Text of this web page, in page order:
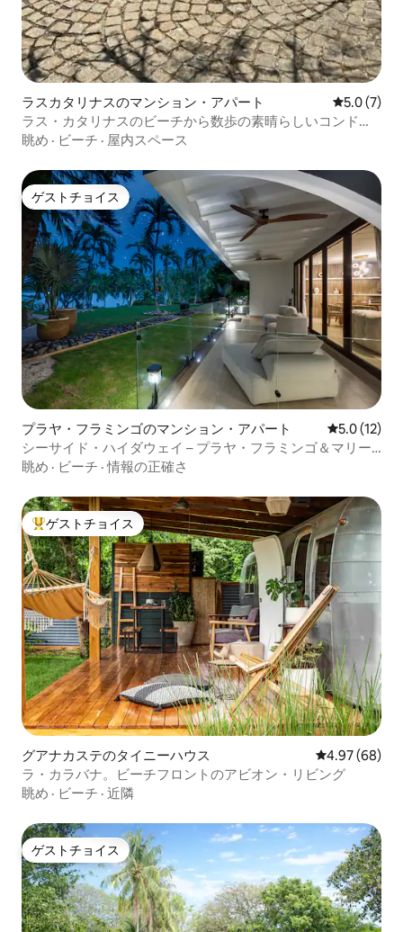
ラスカタリナスのマンション・アパート レビュー7
5.0 (7)
ラス・カタリナスのビーチから数歩の素晴らしいコンドミ
ニアム
眺め · ビーチ · 屋内スペース
ゲストチョイス
ゲストチョイス
プラヤ・フラミンゴのマンション・アパート レビュー12
5.0 (12)
シーサイド・ハイダウェイ – プラヤ・フラミンゴ＆マリー
ナまで徒歩
眺め · ビーチ ·情報の正確さ
大好評のゲストチョイスです。
ゲストチョイス
グアナカステのタイニーハウス レビュー68
4.97 (68)
ラ・カラバナ。ビーチフロントのアビオン・リビング
眺め · ビーチ · 近隣
ゲストチョイス
ゲストチョイス